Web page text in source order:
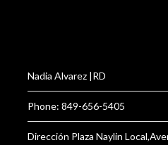
Nadia Alvarez |RD
Phone: 849-656-5405
Dirección Plaza Naylin